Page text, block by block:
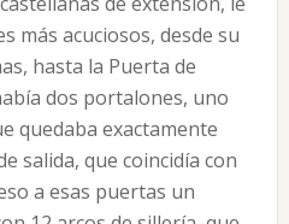
más acuciosos, desde su
hasta la Puerta de
dos portalones, uno
quedaba exactamente
salida, que coincidía con
a esas puertas un